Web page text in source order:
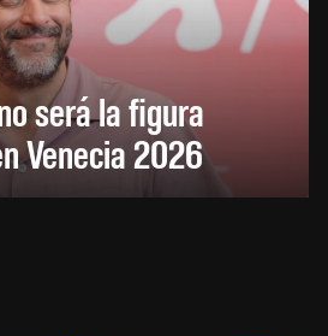
será la figura
Venecia 2026